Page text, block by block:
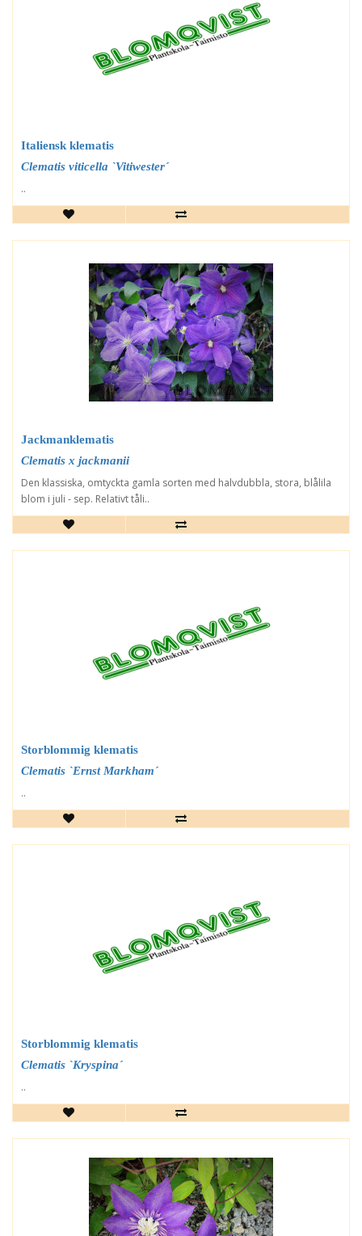
Italiensk klematis
Clematis viticella `Vitiwester´
..
Jackmanklematis
Clematis x jackmanii
Den klassiska, omtyckta gamla sorten med halvdubbla, stora, blålila
blom i juli - sep. Relativt tåli..
Storblommig klematis
Clematis `Ernst Markham´
..
Storblommig klematis
Clematis `Kryspina´
..